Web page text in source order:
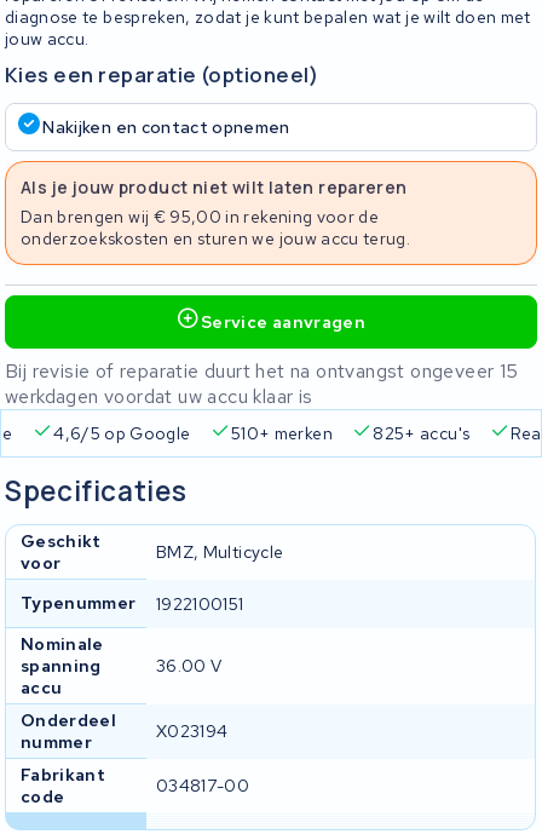
diagnose te bespreken, zodat je kunt bepalen wat je wilt doen met
jouw accu.
Kies een reparatie (optioneel)
Nakijken en contact opnemen
Als je jouw product niet wilt laten repareren
Dan brengen wij € 95,00 in rekening voor de
onderzoekskosten en sturen we jouw accu terug.
Service aanvragen
Bij revisie of reparatie duurt het na ontvangst ongeveer 15
werkdagen voordat uw accu klaar is
4,6/5 op Google 510+ merken 825+ accu's
Specificaties
Geschikt
voor
BMZ, Multicycle
Typenummer
1922100151
Nominale
spanning
accu
36.00 V
Onderdeel
nummer
X023194
Fabrikant
code
034817-00